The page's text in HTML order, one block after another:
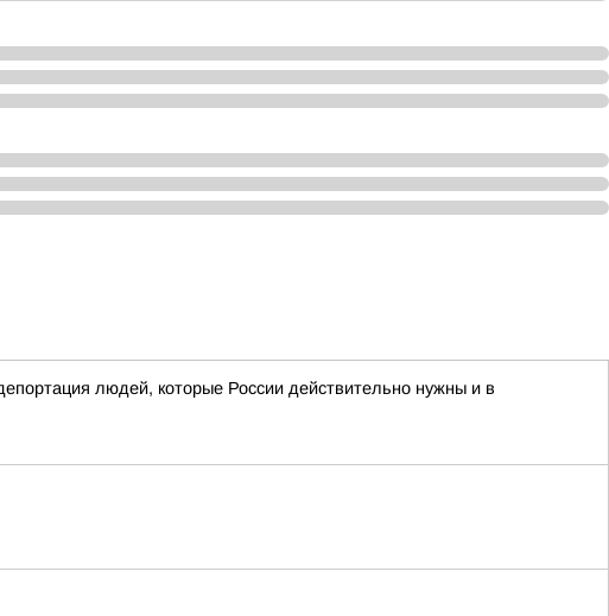
людей, которые России действительно нужны и в